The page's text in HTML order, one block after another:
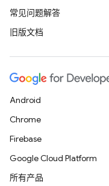
常见问题解答
旧版文档
Android
Chrome
Firebase
Google Cloud Platform
所有产品